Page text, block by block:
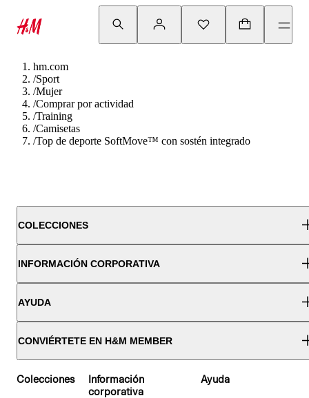
hm.com
/Sport
/Mujer
/Comprar por actividad
/Training
/Camisetas
/Top de deporte SoftMove™ con sostén integrado
COLECCIONES
INFORMACIÓN CORPORATIVA
AYUDA
CONVIÉRTETE EN H&M MEMBER
Colecciones
Información
corporativa
Ayuda